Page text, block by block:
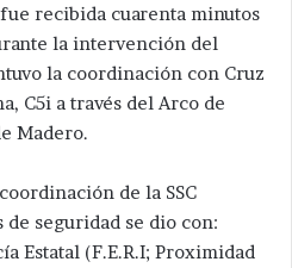
recibida cuarenta minutos
la intervención del
la coordinación con Cruz
C5i a través del Arco de
Madero.
de la SSC
seguridad se dio con:
Estatal (F.E.R.I; Proximidad